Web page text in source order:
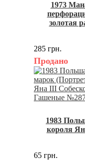
1973
золотая
285 грн.
Продано
1983
короля
65 грн.